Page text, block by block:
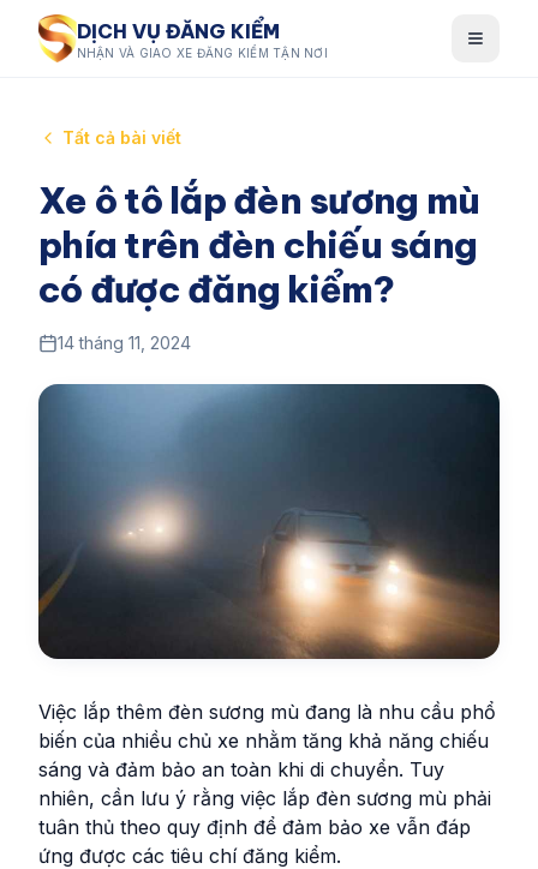
DỊCH VỤ ĐĂNG KIỂM
NHẬN VÀ GIAO XE ĐĂNG KIỂM TẬN NƠI
Tất cả bài viết
Xe ô tô lắp đèn sương mù
phía trên đèn chiếu sáng
có được đăng kiểm?
14 tháng 11, 2024
Việc lắp thêm đèn sương mù đang là nhu cầu phổ
biến của nhiều chủ xe nhằm tăng khả năng chiếu
sáng và đảm bảo an toàn khi di chuyển. Tuy
nhiên, cần lưu ý rằng việc lắp đèn sương mù phải
tuân thủ theo quy định để đảm bảo xe vẫn đáp
ứng được các tiêu chí đăng kiểm.